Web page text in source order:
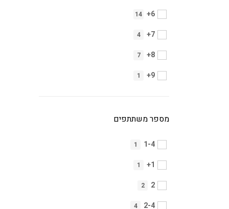
6+
14
7+
4
8+
7
9+
1
מספר משתתפים
1-4
1
1+
1
2
2
2-4
4